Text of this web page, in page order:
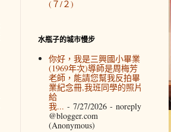
(７/２)
水瓶子的城市慢步
你好，我是三興國小畢業
(1969年次)導師是周梅芳
老師，能請您幫我反拍畢
業紀念冊,我班同學的照片
給
我... - 7/27/2026- noreply
@blogger.com
(Anonymous)